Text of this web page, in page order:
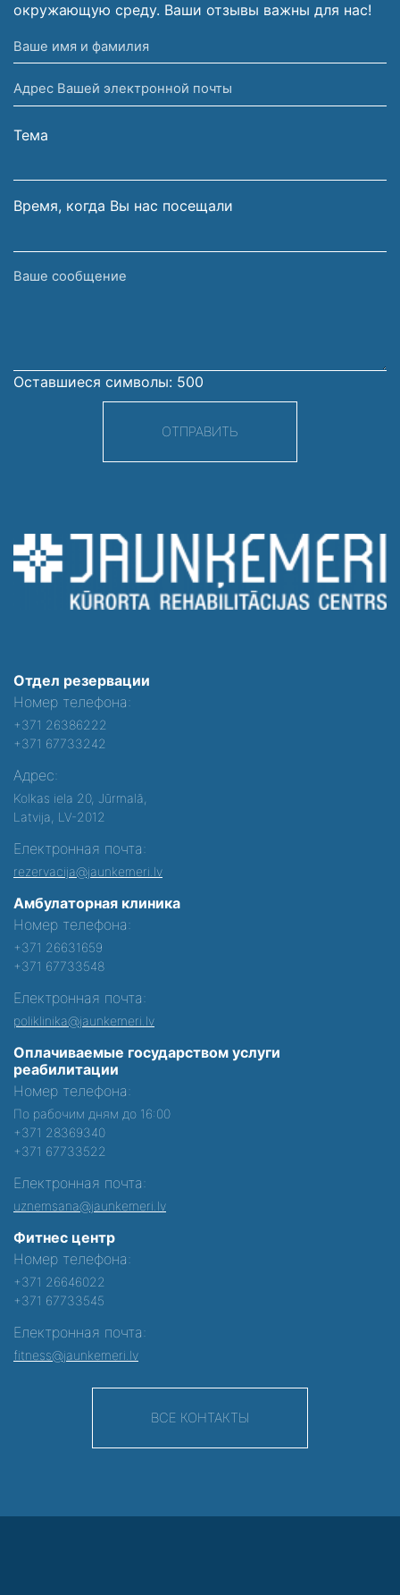
окружающую среду. Ваши отзывы важны для нас!
Ваше
имя
и
фамилия
Адрес
Вашей
электронной
Тема
Время, когда Вы нас посещали
Ваше
Оставшиеся символы: 500
ОТПРАВИТЬ
Отдел резервации
Номер телефона:
+371 26386222
+371 67733242
Адрес:
Kolkas iela 20, Jūrmalā,
Latvija, LV-2012
Електронная почта:
rezervacija@jaunkemeri.lv
Амбулаторная клиника
Номер телефона:
+371 26631659
+371 67733548
Електронная почта:
poliklinika@jaunkemeri.lv
Оплачиваемые государством услуги
реабилитации
Номер телефона:
По рабочим дням до 16:00
+371 28369340
+371 67733522
Електронная почта:
uznemsana@jaunkemeri.lv
Фитнес центр
Номер телефона:
+371 26646022
+371 67733545
Електронная почта:
fitness@jaunkemeri.lv
ВСЕ КОНТАКТЫ